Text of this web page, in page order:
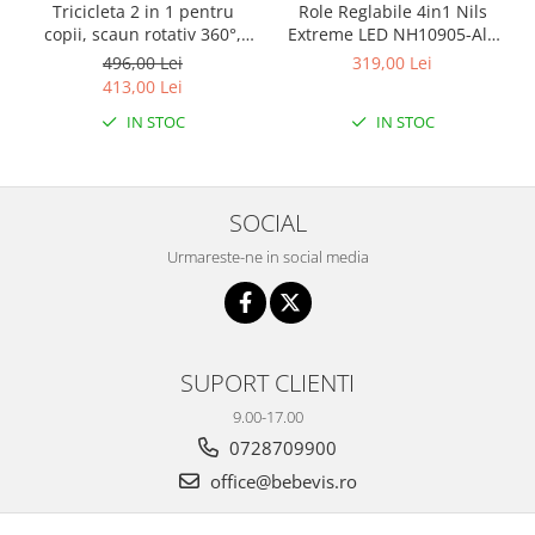
Seturi de hranire
Joaca si sport exterior
Trambuline
Centre de joaca exterior
Corturi si casute copii
Benzi de Alergare
Tricicleta 2 in 1 pentru
copii, scaun rotativ 360°,
roti din spuma EVA, Ecotoys
WQL-066-52
496,00 Lei
413,00 Lei
IN STOC
Role Reglabile 4in1 Nils
Extreme LED NH10905-Alb
curcubeu
319,00 Lei
IN STOC
SOCIAL
Urmareste-ne in social media
SUPORT CLIENTI
9.00-17.00
0728709900
office@bebevis.ro